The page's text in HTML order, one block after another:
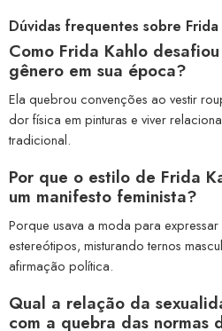
Dúvidas frequentes sobre
Como Frida Kahlo
gênero em sua época?
Ela quebrou convenções ao vestir
dor física em pinturas e viver
tradicional.
Por que o estilo de Frida
um manifesto feminista?
Porque usava a moda para
estereótipos, misturando ternos
afirmação política.
Qual a relação da
com a quebra das normas